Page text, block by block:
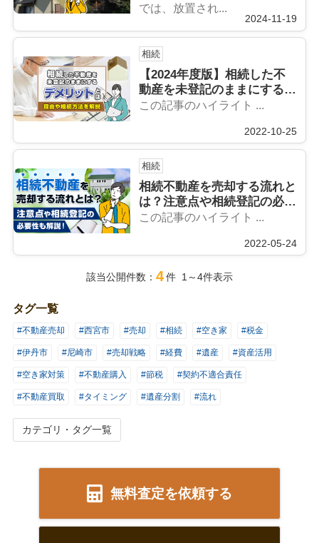
では、放置され...
2024-11-19
相続
【2024年度版】相続した不
動産を未登記のままにするデ
メリットとは？
この記事のハイライト ...
2022-10-25
相続
相続不動産を売却する流れと
は？注意点や相続登記の必要
性も解説！
この記事のハイライト ...
2022-05-24
該当公開件数： 4件 1～4件表示
タグ一覧
#不動産売却 #西宮市 #売却 #相続 #空き家 #税金
#伊丹市 #尼崎市 #売却戦略 #経費 #遺産 #資産活用
#空き家対策 #不動産購入 #節税 #契約不適合責任
#不動産買取 #タイミング #遺産分割 #流れ
カテゴリ・タグ一覧
無料査定を依頼する